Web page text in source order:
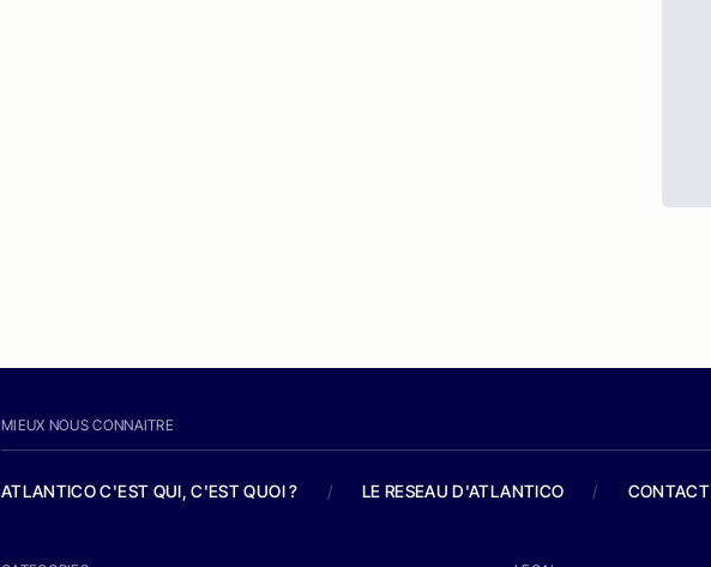
MIEUX NOUS CONNAITRE
ATLANTICO C'EST QUI, C'EST QUOI ? / LE RESEAU D'ATLANTICO / CONTACT